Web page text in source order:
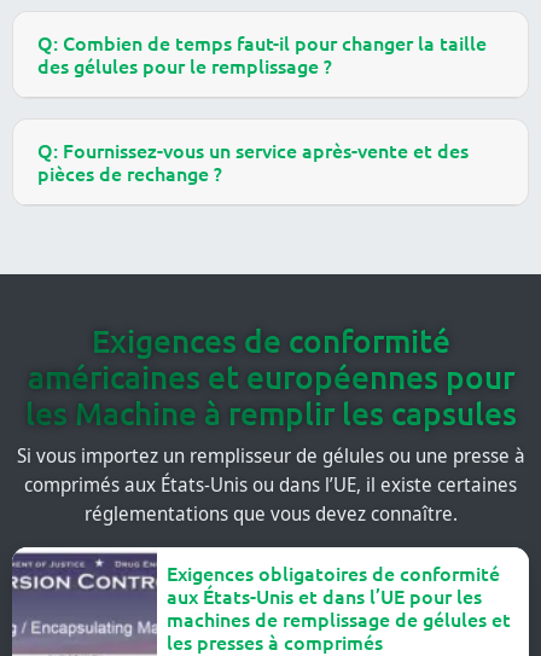
Q: Combien de temps faut-il pour changer la taille
des gélules pour le remplissage ?
Q: Fournissez-vous un service après-vente et des
pièces de rechange ?
Exigences de conformité
américaines et européennes pour
les Machine à remplir les capsules
Si vous importez un remplisseur de gélules ou une presse à
comprimés aux États-Unis ou dans l’UE, il existe certaines
réglementations que vous devez connaître.
Exigences obligatoires de conformité
aux États-Unis et dans l’UE pour les
machines de remplissage de gélules et
les presses à comprimés